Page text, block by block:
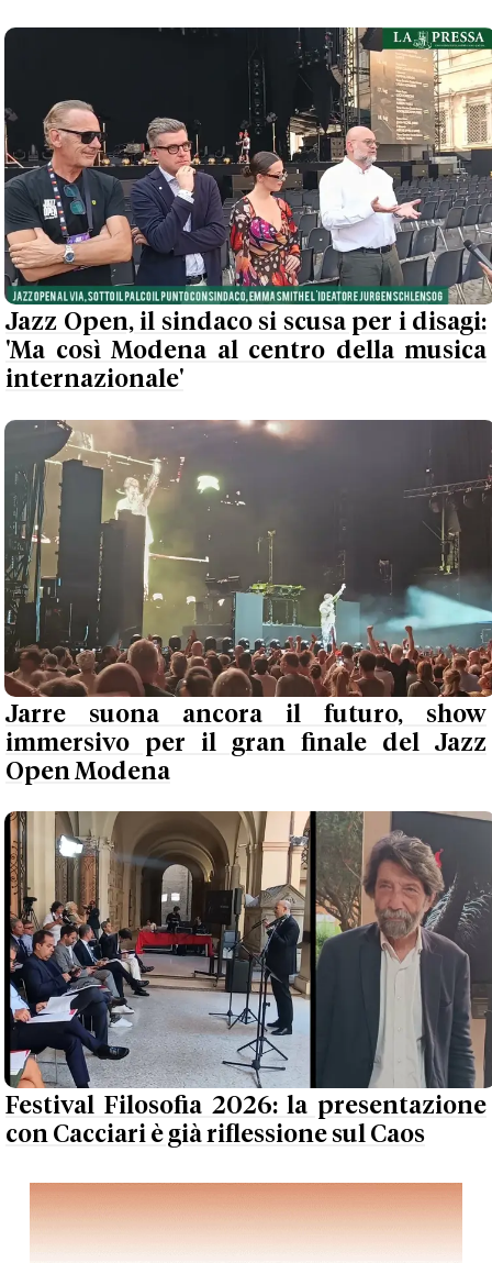
Jazz Open, il sindaco si scusa per i disagi:
'Ma così Modena al centro della musica
internazionale'
Jarre suona ancora il futuro, show
immersivo per il gran finale del Jazz
Open Modena
Festival Filosofia 2026: la presentazione
con Cacciari è già riflessione sul Caos